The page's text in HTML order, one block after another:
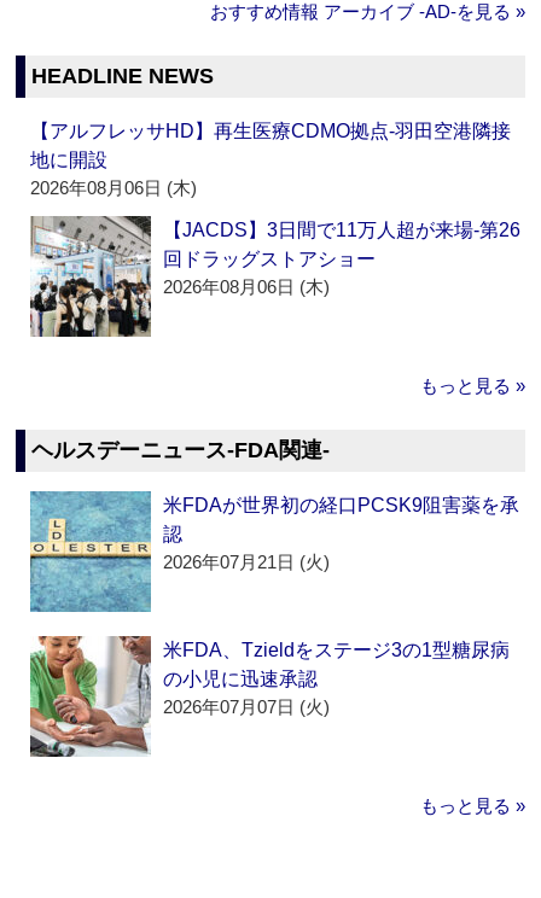
おすすめ情報 アーカイブ ‐AD‐を見る »
HEADLINE NEWS
【アルフレッサHD】再生医療CDMO拠点‐羽田空港隣接
地に開設
2026年08月06日 (木)
【JACDS】3日間で11万人超が来場‐第26
回ドラッグストアショー
2026年08月06日 (木)
もっと見る »
ヘルスデーニュース‐FDA関連‐
米FDAが世界初の経口PCSK9阻害薬を承
認
2026年07月21日 (火)
米FDA、Tzieldをステージ3の1型糖尿病
の小児に迅速承認
2026年07月07日 (火)
もっと見る »